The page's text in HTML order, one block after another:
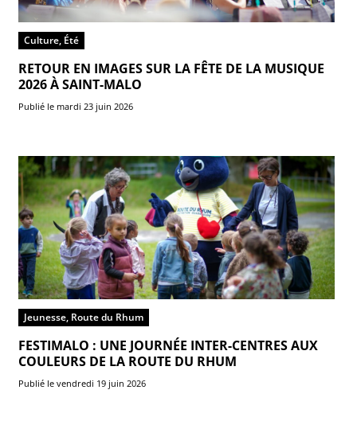
Culture, Été
RETOUR EN IMAGES SUR LA FÊTE DE LA MUSIQUE
2026 À SAINT-MALO
Publié le mardi 23 juin 2026
Jeunesse, Route du Rhum
FESTIMALO : UNE JOURNÉE INTER-CENTRES AUX
COULEURS DE LA ROUTE DU RHUM
Publié le vendredi 19 juin 2026